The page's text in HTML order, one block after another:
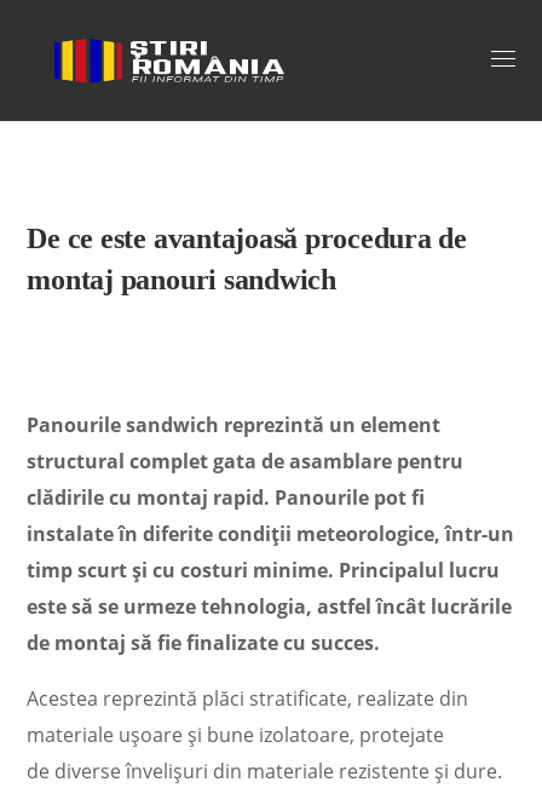
Stiri Romania
De ce este avantajoasă procedura de
montaj panouri sandwich
Panourile sandwich reprezintă un element
structural complet gata de asamblare pentru
clădirile cu montaj rapid. Panourile pot fi
instalate în diferite condiții meteorologice, într-un
timp scurt și cu costuri minime. Principalul lucru
este să se urmeze tehnologia, astfel încât lucrările
de montaj să fie finalizate cu succes.
Acestea reprezintă plăci stratificate, realizate din
materiale ușoare și bune izolatoare, protejate
de diverse învelișuri din materiale rezistente și dure.